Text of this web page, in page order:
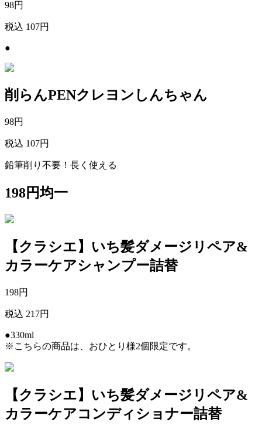
98円
税込 107円
●
削らんPENクレヨンしんちゃん
98円
税込 107円
鉛筆削り不要！長く使える
198円均一
【クラシエ】いち髪ダメージリペア&
カラーケアシャンプー詰替
198円
税込 217円
●330ml
※こちらの商品は、おひとり様2個限定です。
【クラシエ】いち髪ダメージリペア&
カラーケアコンディショナー詰替